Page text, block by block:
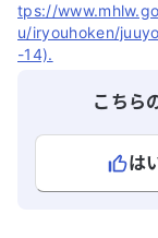
tps://
u/iryouhoken/
-14).
こちら
は